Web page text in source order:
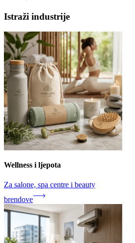
Istraži industrije
Wellness i ljepota
Za salone, spa centre i beauty
brendove